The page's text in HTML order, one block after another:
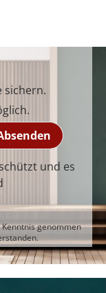
sichern.
und es
genommen